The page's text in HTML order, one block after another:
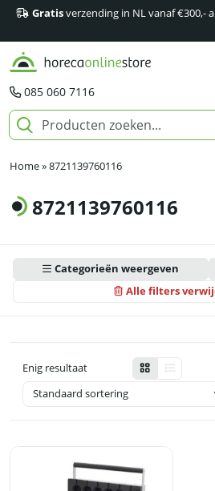
Gratisverzending in NL vanaf €300,-
085 060 7116
Home»8721139760116
8721139760116
Categorieën weergeven
Alle filters
Enig resultaat